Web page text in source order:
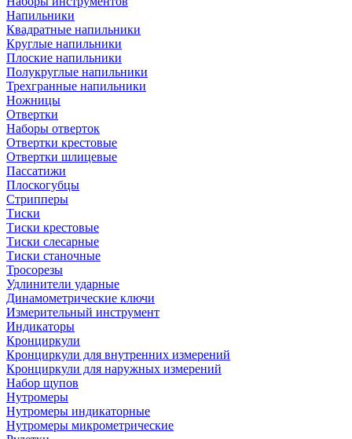
Напильники
Квадратные напильники
Круглые напильники
Плоские напильники
Полукруглые напильники
Трехгранные напильники
Ножницы
Отвертки
Наборы отверток
Отвертки крестовые
Отвертки шлицевые
Пассатижи
Плоскогубцы
Стрипперы
Тиски
Тиски крестовые
Тиски слесарные
Тиски станочные
Тросорезы
Удлинители ударные
Динамометрические ключи
Измерительный инструмент
Индикаторы
Кронциркули
Кронциркули для внутренних измерений
Кронциркули для наружных измерений
Набор щупов
Нутромеры
Нутромеры индикаторные
Нутромеры микрометрические